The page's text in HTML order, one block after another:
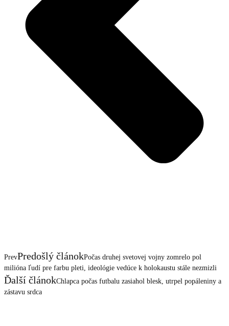
PrevPredošlý článokPočas druhej svetovej vojny zomrelo pol
milióna ľudí pre farbu pleti, ideológie vedúce k holokaustu stále nezmizli
Ďalší článokChlapca počas futbalu zasiahol blesk, utrpel popáleniny a
zástavu srdca